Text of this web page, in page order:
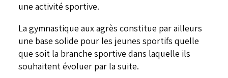
une activité sportive.
La gymnastique aux agrès constitue par ailleurs
une base solide pour les jeunes sportifs quelle
que soit la branche sportive dans laquelle ils
souhaitent évoluer par la suite.